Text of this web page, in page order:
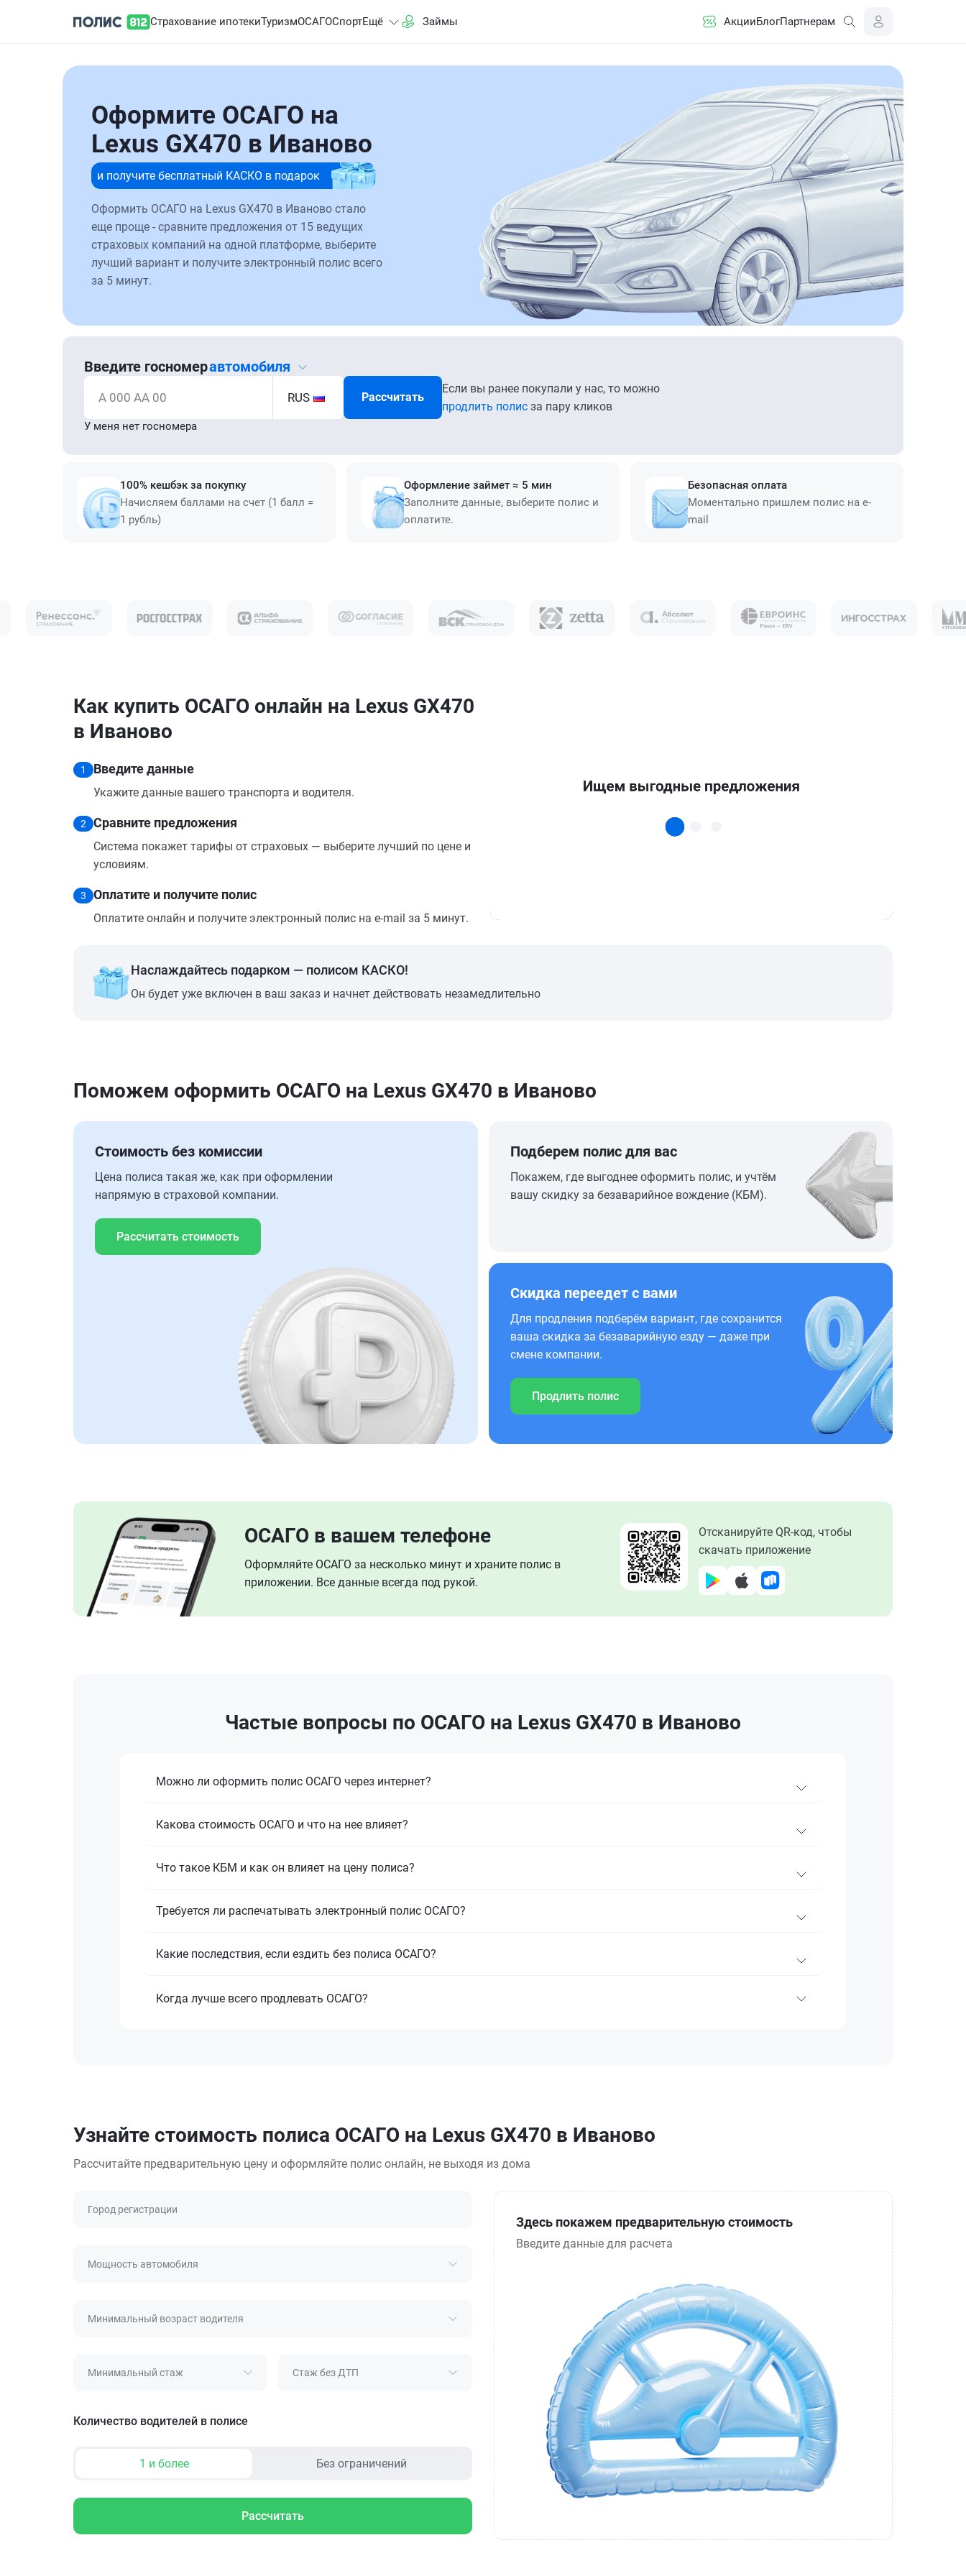
Страхование ипотекиТуризмОСАГОСпортЕщё Займы АкцииБлогПартнерам
Оформите ОСАГО на
Lexus GX470 в Иваново
и получите бесплатный КАСКО в подарок
Оформить ОСАГО на Lexus GX470 в Иваново стало
еще проще - сравните предложения от 15 ведущих
страховых компаний на одной платформе, выберите
лучший вариант и получите электронный полис всего
за 5 минут.
Введите госномеравтомобиля
А 000 АА 00 RUS Рассчитать
Если вы ранее покупали у нас, то можно
продлить полис за пару кликов
У меня нет госномера
100% кешбэк за покупку
Начисляем баллами на счет (1 балл =
1 рубль)
Оформление займет ≈ 5 мин
Заполните данные, выберите полис и
оплатите.
Безопасная оплата
Моментально пришлем полис на e-
mail
Как купить ОСАГО онлайн на Lexus GX470
в Иваново
1 Введите данные
Укажите данные вашего транспорта и водителя.
2 Сравните предложения
Система покажет тарифы от страховых — выберите лучший по цене и
условиям.
3 Оплатите и получите полис
Оплатите онлайн и получите электронный полис на e-mail за 5 минут.
Наслаждайтесь подарком — полисом КАСКО!
Он будет уже включен в ваш заказ и начнет действовать незамедлительно
Поможем оформить ОСАГО на Lexus GX470 в Иваново
Стоимость без комиссии
Цена полиса такая же, как при оформлении
напрямую в страховой компании.
Рассчитать стоимость
Подберем полис для вас
Покажем, где выгоднее оформить полис, и учтём
вашу скидку за безаварийное вождение (КБМ).
Скидка переедет с вами
Для продления подберём вариант, где сохранится
ваша скидка за безаварийную езду — даже при
смене компании.
Продлить полис
ОСАГО в вашем телефоне
Оформляйте ОСАГО за несколько минут и храните полис в
приложении. Все данные всегда под рукой.
Отсканируйте QR-код, чтобы
скачать приложение
Частые вопросы по ОСАГО на Lexus GX470 в Иваново
Можно ли оформить полис ОСАГО через интернет?
Какова стоимость ОСАГО и что на нее влияет?
Что такое КБМ и как он влияет на цену полиса?
Требуется ли распечатывать электронный полис ОСАГО?
Какие последствия, если ездить без полиса ОСАГО?
Когда лучше всего продлевать ОСАГО?
Узнайте стоимость полиса ОСАГО на Lexus GX470 в Иваново
Рассчитайте предварительную цену и оформляйте полис онлайн, не выходя из дома
Город регистрации
Мощность автомобиля
Минимальный возраст водителя
Минимальный стаж Стаж без ДТП
Количество водителей в полисе
1 и более Без ограничений
Рассчитать
Здесь покажем предварительную стоимость
Введите данные для расчета